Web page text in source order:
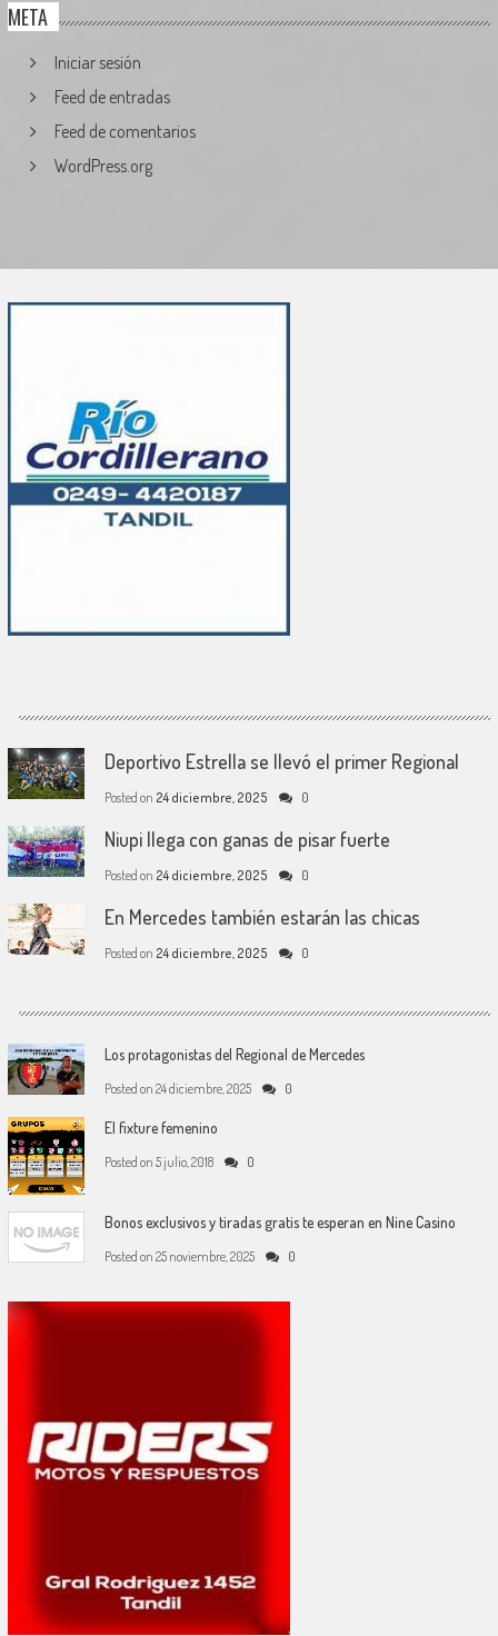
META
Iniciar sesión
Feed de entradas
Feed de comentarios
WordPress.org
Deportivo Estrella se llevó el primer Regional
Posted on 24 diciembre, 2025 0
Niupi llega con ganas de pisar fuerte
Posted on 24 diciembre, 2025 0
En Mercedes también estarán las chicas
Posted on 24 diciembre, 2025 0
Los protagonistas del Regional de Mercedes
Posted on 24 diciembre, 2025 0
El fixture femenino
Posted on 5 julio, 2018 0
Bonos exclusivos y tiradas gratis te esperan en Nine Casino
Posted on 25 noviembre, 2025 0